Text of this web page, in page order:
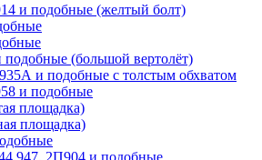
и подобные (желтый болт)
(большой вертолёт)
и подобные с толстым обхватом
и подобные
площадка)
площадка)
2П904 и подобные